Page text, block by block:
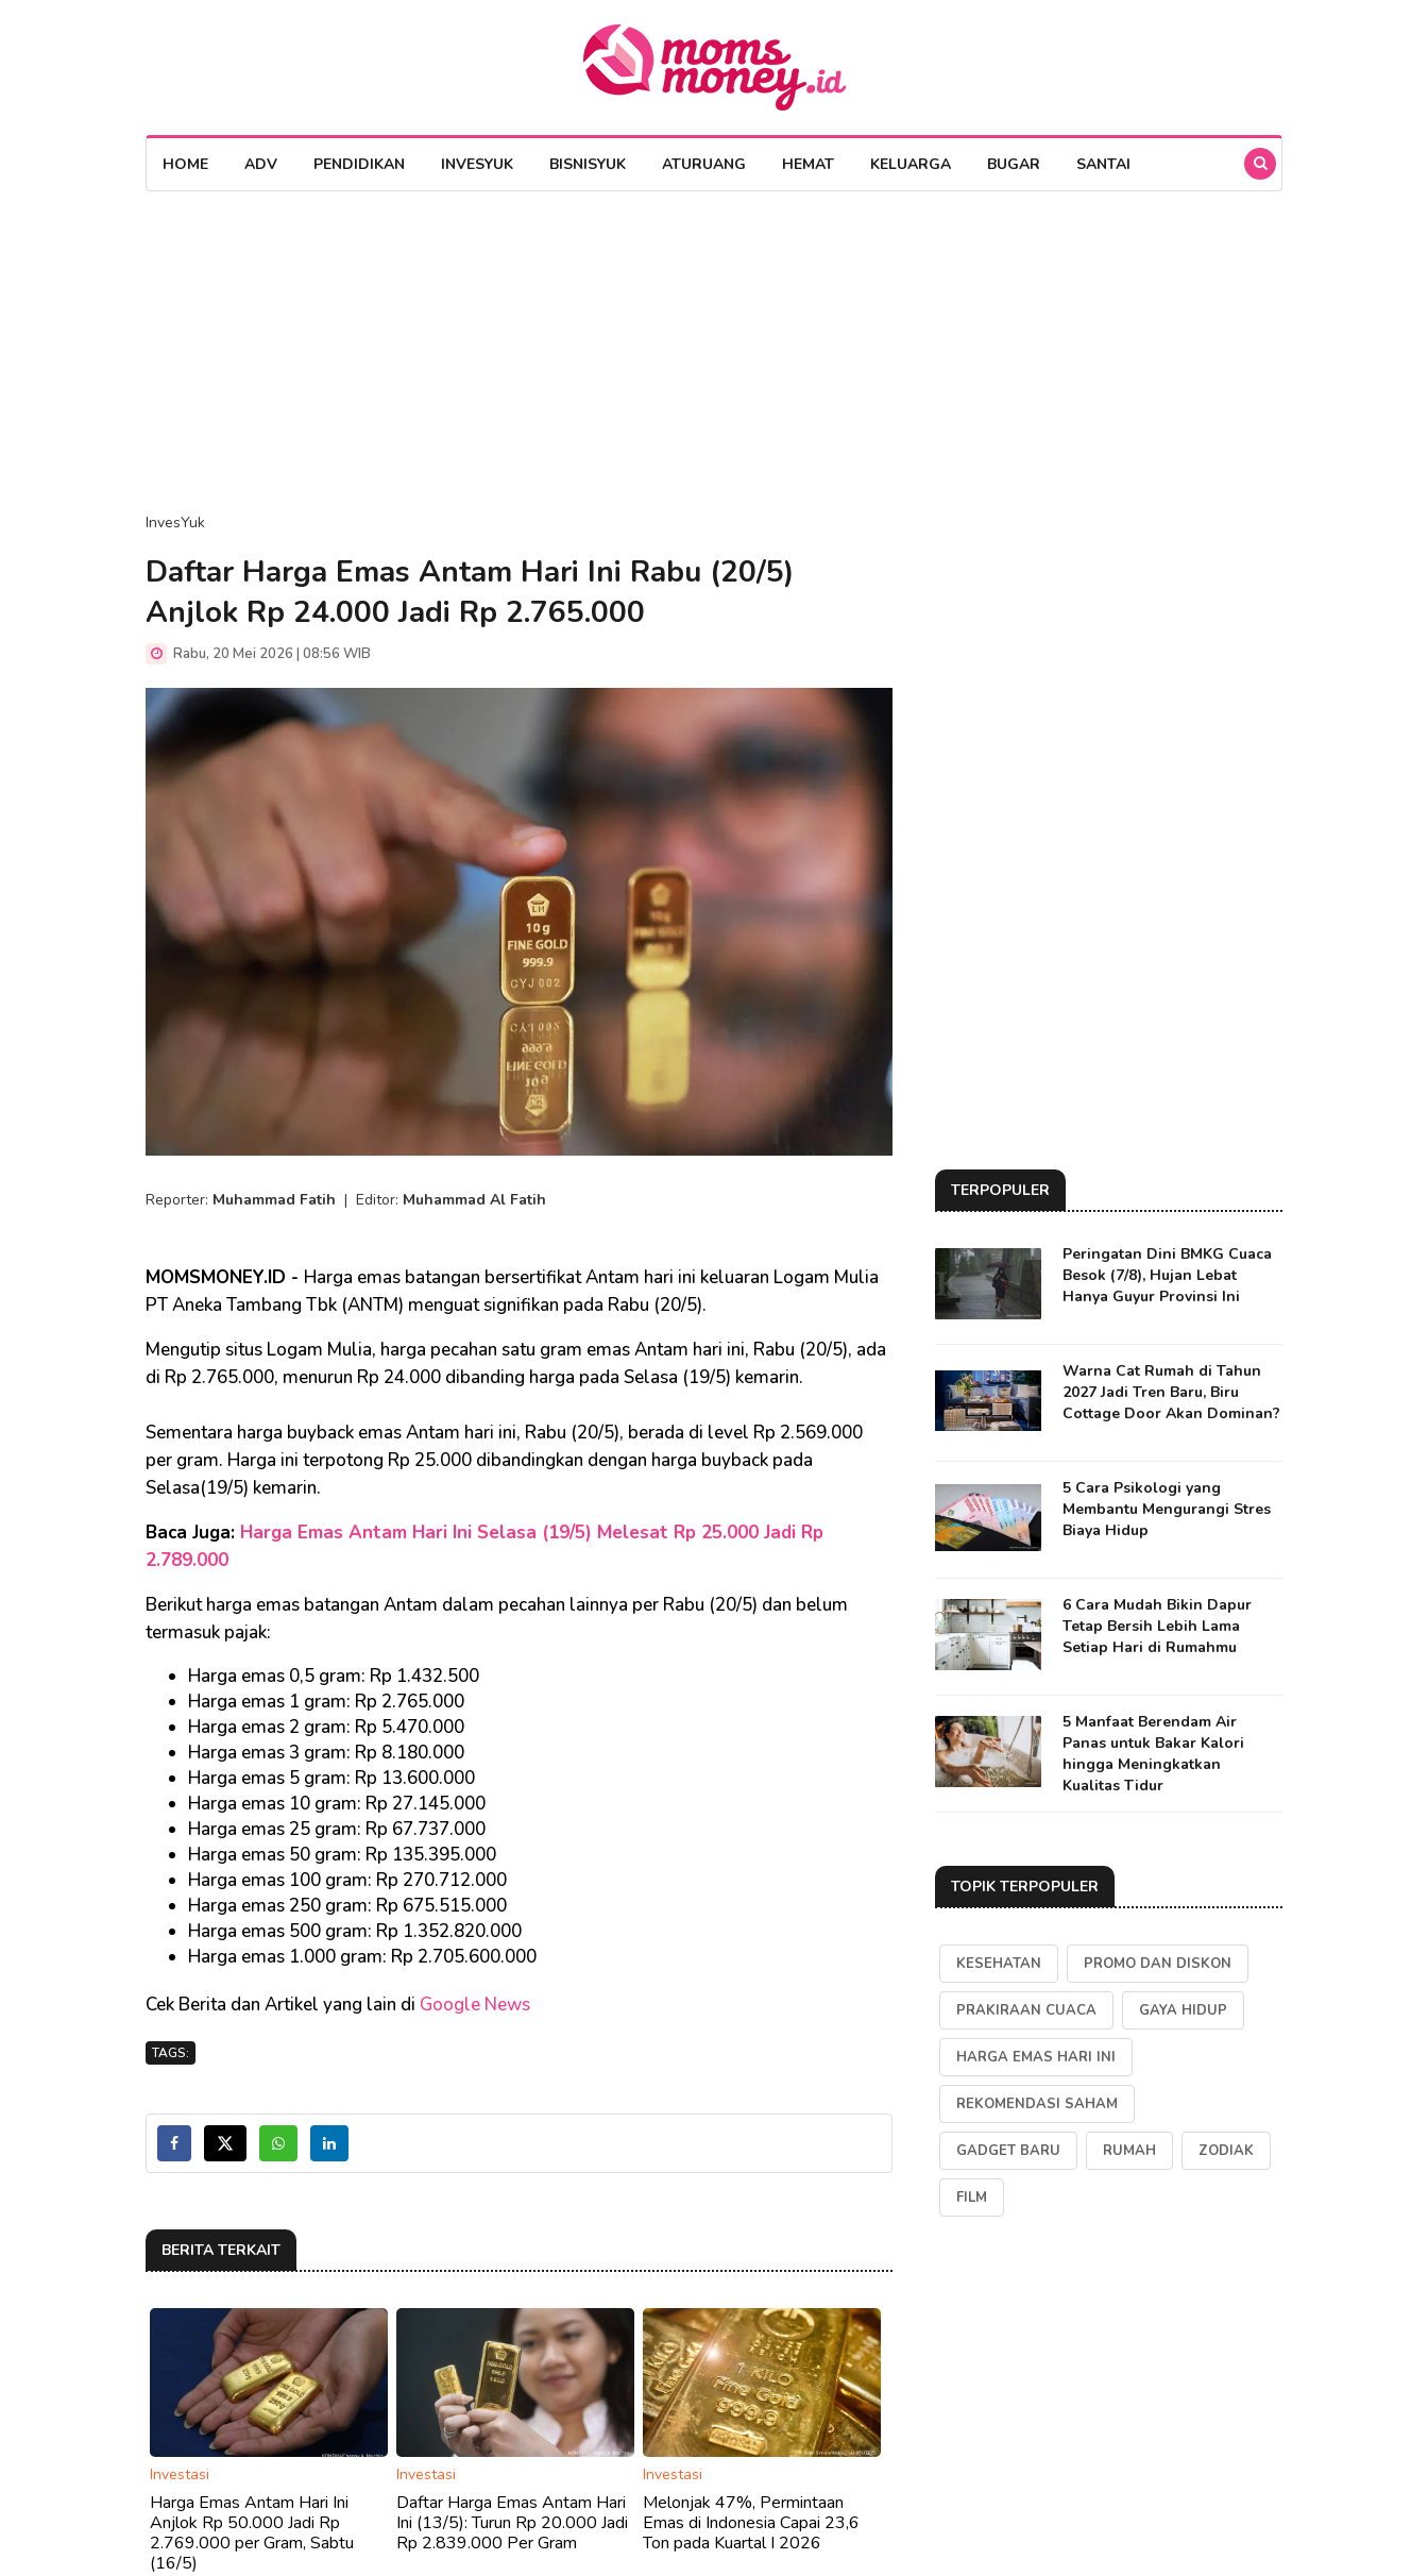
HOME ADV PENDIDIKAN INVESYUK BISNISYUK ATURUANG HEMAT KELUARGA BUGAR SANTAI
InvesYuk
Daftar Harga Emas Antam Hari Ini Rabu (20/5)
Anjlok Rp 24.000 Jadi Rp 2.765.000
Rabu, 20 Mei 2026 | 08:56 WIB
Reporter: Muhammad Fatih | Editor: Muhammad Al Fatih
MOMSMONEY.ID - Harga emas batangan bersertifikat Antam hari ini keluaran Logam Mulia
PT Aneka Tambang Tbk (ANTM) menguat signifikan pada Rabu (20/5).
Mengutip situs Logam Mulia, harga pecahan satu gram emas Antam hari ini, Rabu (20/5), ada
di Rp 2.765.000, menurun Rp 24.000 dibanding harga pada Selasa (19/5) kemarin.
Sementara harga buyback emas Antam hari ini, Rabu (20/5), berada di level Rp 2.569.000
per gram. Harga ini terpotong Rp 25.000 dibandingkan dengan harga buyback pada
Selasa(19/5) kemarin.
Baca Juga: Harga Emas Antam Hari Ini Selasa (19/5) Melesat Rp 25.000 Jadi Rp
2.789.000
Berikut harga emas batangan Antam dalam pecahan lainnya per Rabu (20/5) dan belum
termasuk pajak:
Harga emas 0,5 gram: Rp 1.432.500
Harga emas 1 gram: Rp 2.765.000
Harga emas 2 gram: Rp 5.470.000
Harga emas 3 gram: Rp 8.180.000
Harga emas 5 gram: Rp 13.600.000
Harga emas 10 gram: Rp 27.145.000
Harga emas 25 gram: Rp 67.737.000
Harga emas 50 gram: Rp 135.395.000
Harga emas 100 gram: Rp 270.712.000
Harga emas 250 gram: Rp 675.515.000
Harga emas 500 gram: Rp 1.352.820.000
Harga emas 1.000 gram: Rp 2.705.600.000
Cek Berita dan Artikel yang lain di Google News
TAGS:
BERITA TERKAIT
Investasi
Harga Emas Antam Hari Ini
Anjlok Rp 50.000 Jadi Rp
2.769.000 per Gram, Sabtu
(16/5)
Investasi
Daftar Harga Emas Antam Hari
Ini (13/5): Turun Rp 20.000 Jadi
Rp 2.839.000 Per Gram
Investasi
Melonjak 47%, Permintaan
Emas di Indonesia Capai 23,6
Ton pada Kuartal I 2026
TERPOPULER
Peringatan Dini BMKG Cuaca
Besok (7/8), Hujan Lebat
Hanya Guyur Provinsi Ini
Warna Cat Rumah di Tahun
2027 Jadi Tren Baru, Biru
Cottage Door Akan Dominan?
5 Cara Psikologi yang
Membantu Mengurangi Stres
Biaya Hidup
6 Cara Mudah Bikin Dapur
Tetap Bersih Lebih Lama
Setiap Hari di Rumahmu
5 Manfaat Berendam Air
Panas untuk Bakar Kalori
hingga Meningkatkan
Kualitas Tidur
TOPIK TERPOPULER
KESEHATAN PROMO DAN DISKON
PRAKIRAAN CUACA GAYA HIDUP
HARGA EMAS HARI INI
REKOMENDASI SAHAM
GADGET BARU RUMAH ZODIAK
FILM